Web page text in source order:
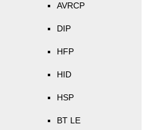
AVRCP
DIP
HFP
HID
HSP
BT LE